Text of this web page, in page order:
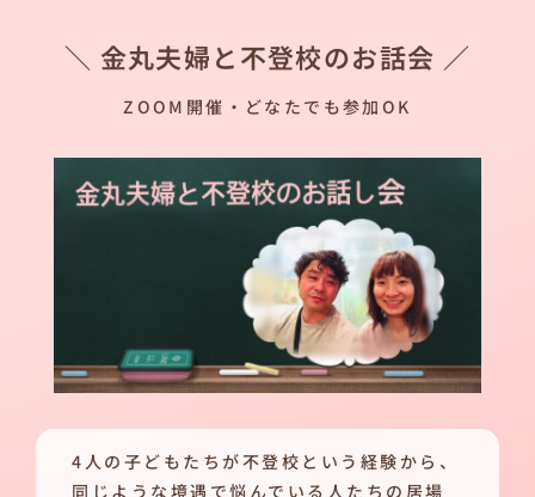
＼ 金丸夫婦と不登校のお話会 ／
ZOOM開催・どなたでも参加OK
4人の子どもたちが不登校という経験から、
同じような境遇で悩んでいる人たちの居場